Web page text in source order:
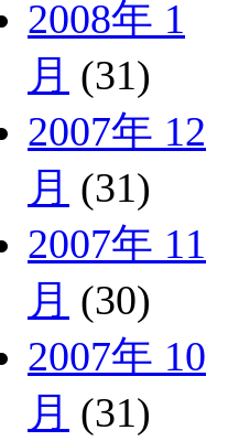
2008年 1
月 (31)
2007年 12
月 (31)
2007年 11
月 (30)
2007年 10
月 (31)